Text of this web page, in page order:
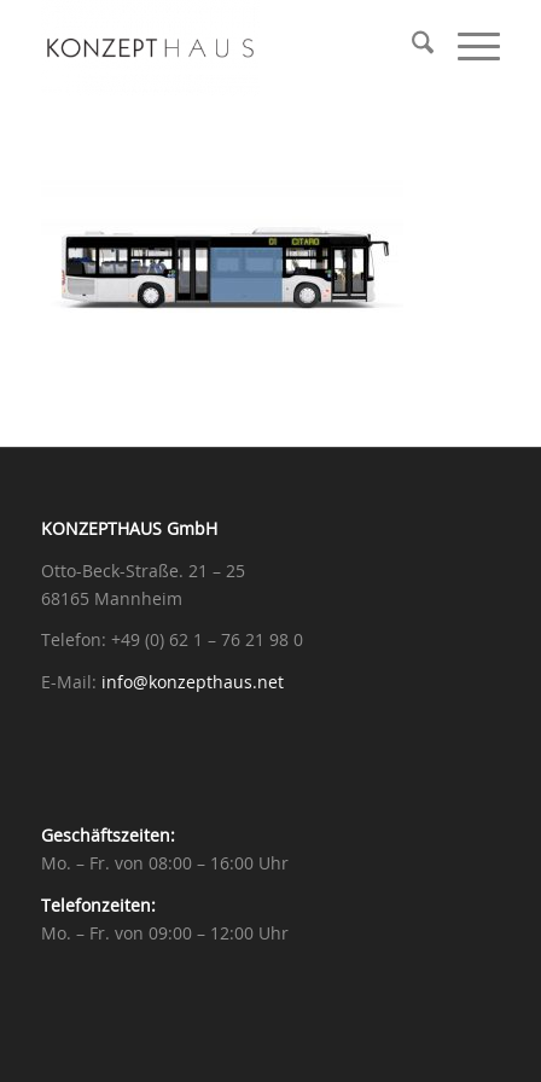
KONZEPTHAUS GmbH
Otto-Beck-Straße. 21 – 25
68165 Mannheim
Telefon: +49 (0) 62 1 – 76 21 98 0
E-Mail: info@konzepthaus.net
Geschäftszeiten:
Mo. – Fr. von 08:00 – 16:00 Uhr
Telefonzeiten:
Mo. – Fr. von 09:00 – 12:00 Uhr